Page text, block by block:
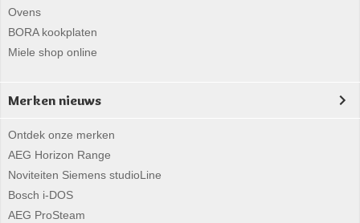
Ovens
BORA kookplaten
Miele shop online
Merken nieuws
Ontdek onze merken
AEG Horizon Range
Noviteiten Siemens studioLine
Bosch i-DOS
AEG ProSteam